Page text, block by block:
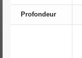
Profondeur